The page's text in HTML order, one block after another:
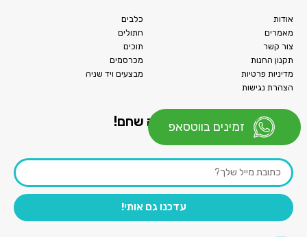
אודות
מאמרים
צור קשר
תקנון החנות
מדיניות פרטיות
הצהרת נגישות
כלבים
חתולים
תוכים
מכרסמים
מבצעים ויד שניה
התעדכנו ראשונים בכל מה שחם!
אנחנו לא מציקים רק מעדכנים:)
עדכנו גם אותי!
זמינים בווטסאפ